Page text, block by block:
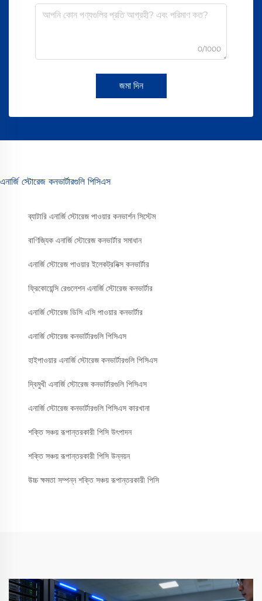
0/1000
জমা দিন
এনার্জি স্টোরেজ কনভার্টারগুলি পিসিএস
ব্যাটারি এনার্জি স্টোরেজ পাওয়ার কনভার্শন সিস্টেম
বাণিজ্যিক এনার্জি স্টোরেজ কনভার্টার সমাধান
এনার্জি স্টোরেজ পাওয়ার ইলেকট্রনিক্স কনভার্টার
ফ্রিকোয়েন্সি রেগুলেশন এনার্জি স্টোরেজ কনভার্টার
এনার্জি স্টোরেজ ডিসি এসি পাওয়ার কনভার্টার
এনার্জি স্টোরেজ কনভার্টারগুলি পিসিএস
হাইপাওয়ার এনার্জি স্টোরেজ কনভার্টারগুলি পিসিএস
দ্বিমুখী এনার্জি স্টোরেজ কনভার্টারগুলি পিসিএস
এনার্জি স্টোরেজ কনভার্টারগুলি পিসিএস কারখানা
শক্তি সঞ্চয় রূপান্তরকারী পিসি উৎপাদন
শক্তি সঞ্চয় রূপান্তরকারী পিসি উন্নয়ন
উচ্চ ক্ষমতা সম্পন্ন শক্তি সঞ্চয় রূপান্তরকারী পিসি